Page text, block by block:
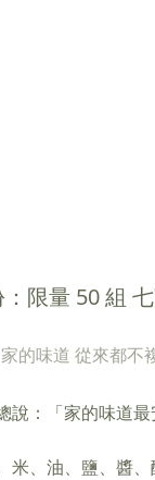
限量 50 組
家的味道 從來都不
說：「家的味道最
米、油、鹽、醬